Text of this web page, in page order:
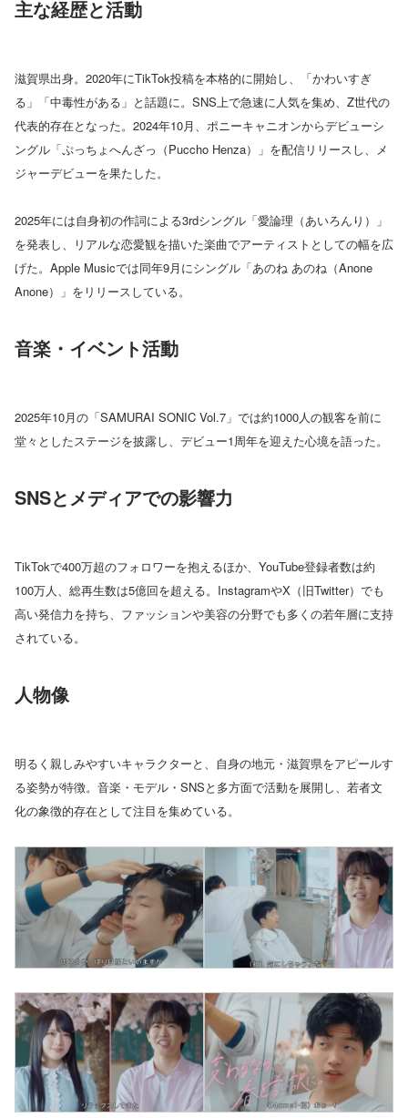
主な経歴と活動
滋賀県出身。2020年にTikTok投稿を本格的に開始し、「かわいすぎ
る」「中毒性がある」と話題に。SNS上で急速に人気を集め、Z世代の
代表的存在となった。2024年10月、ポニーキャニオンからデビューシ
ングル「ぷっちょへんざっ（Puccho Henza）」を配信リリースし、メ
ジャーデビューを果たした。
2025年には自身初の作詞による3rdシングル「愛論理（あいろんり）」
を発表し、リアルな恋愛観を描いた楽曲でアーティストとしての幅を広
げた。Apple Musicでは同年9月にシングル「あのね あのね（Anone
Anone）」をリリースしている。
音楽・イベント活動
2025年10月の「SAMURAI SONIC Vol.7」では約1000人の観客を前に
堂々としたステージを披露し、デビュー1周年を迎えた心境を語った。
SNSとメディアでの影響力
TikTokで400万超のフォロワーを抱えるほか、YouTube登録者数は約
100万人、総再生数は5億回を超える。InstagramやX（旧Twitter）でも
高い発信力を持ち、ファッションや美容の分野でも多くの若年層に支持
されている。
人物像
明るく親しみやすいキャラクターと、自身の地元・滋賀県をアピールす
る姿勢が特徴。音楽・モデル・SNSと多方面で活動を展開し、若者文
化の象徴的存在として注目を集めている。